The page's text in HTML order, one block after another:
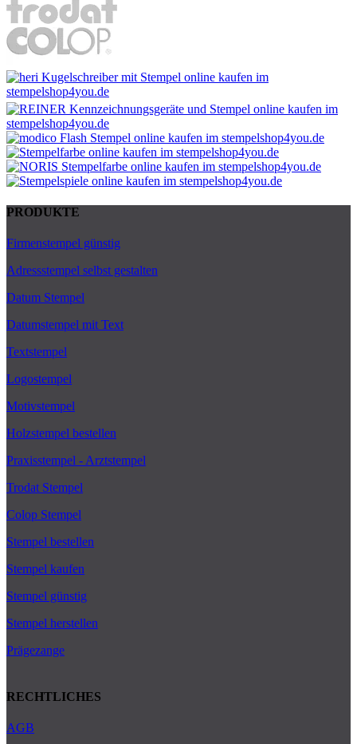
PRODUKTE
Firmenstempel günstig
Adressstempel selbst gestalten
Datum Stempel
Datumstempel mit Text
Textstempel
Logostempel
Motivstempel
Holzstempel bestellen
Praxisstempel - Arztstempel
Trodat Stempel
Colop Stempel
Stempel bestellen
Stempel kaufen
Stempel günstig
Stempel herstellen
Prägezange
RECHTLICHES
AGB